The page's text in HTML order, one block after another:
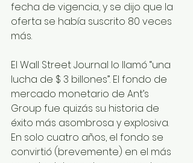
fecha de vigencia, y se dijo que la
oferta se había suscrito 80 veces
más.
El Wall Street Journal lo llamó “una
lucha de $ 3 billones”. El fondo de
mercado monetario de Ant’s
Group fue quizás su historia de
éxito más asombrosa y explosiva.
En solo cuatro años, el fondo se
convirtió (brevemente) en el más